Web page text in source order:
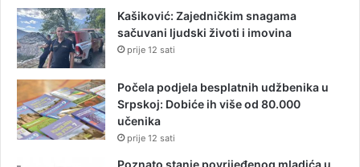
Kašiković: Zajedničkim snagama
sačuvani ljudski životi i imovina
prije 12 sati
Počela podjela besplatnih udžbenika u
Srpskoj: Dobiće ih više od 80.000
učenika
prije 12 sati